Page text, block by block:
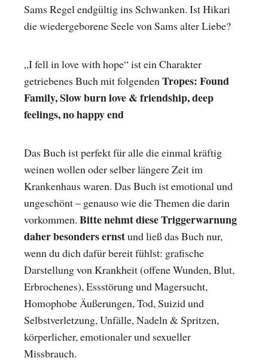
Sams Regel endgültig ins Schwanken. Ist Hikari
die wiedergeborene Seele von Sams alter Liebe?
„I fell in love with hope“ ist ein Charakter
getriebenes Buch mit folgenden Tropes: Found
Family, Slow burn love & friendship, deep
feelings, no happy end
Das Buch ist perfekt für alle die einmal kräftig
weinen wollen oder selber längere Zeit im
Krankenhaus waren. Das Buch ist emotional und
ungeschönt – genauso wie die Themen die darin
vorkommen. Bitte nehmt diese Triggerwarnung
daher besonders ernstund ließ das Buch nur,
wenn du dich dafür bereit fühlst: grafische
Darstellung von Krankheit (offene Wunden, Blut,
Erbrochenes), Essstörung und Magersucht,
Homophobe Äußerungen, Tod, Suizid und
Selbstverletzung, Unfälle, Nadeln & Spritzen,
körperlicher, emotionaler und sexueller
Missbrauch.